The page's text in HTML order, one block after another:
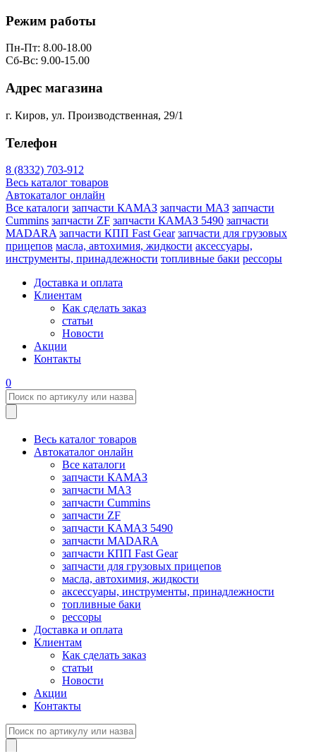
Режим работы
Пн-Пт: 8.00-18.00
Сб-Вс: 9.00-15.00
Адрес магазина
г. Киров, ул. Производственная, 29/1
Телефон
8 (8332) 703-912
Весь каталог товаров
Автокаталог онлайн
Все каталоги запчасти КАМАЗ запчасти МАЗ запчасти
Cummins запчасти ZF запчасти КАМАЗ 5490 запчасти
MADARA запчасти КПП Fast Gear запчасти для грузовых
прицепов масла, автохимия, жидкости аксессуары,
инструменты, принадлежности топливные баки рессоры
Доставка и оплата
Клиентам
Как сделать заказ
статьи
Новости
Акции
Контакты
0
Весь каталог товаров
Автокаталог онлайн
Все каталоги
запчасти КАМАЗ
запчасти МАЗ
запчасти Cummins
запчасти ZF
запчасти КАМАЗ 5490
запчасти MADARA
запчасти КПП Fast Gear
запчасти для грузовых прицепов
масла, автохимия, жидкости
аксессуары, инструменты, принадлежности
топливные баки
рессоры
Доставка и оплата
Клиентам
Как сделать заказ
статьи
Новости
Акции
Контакты